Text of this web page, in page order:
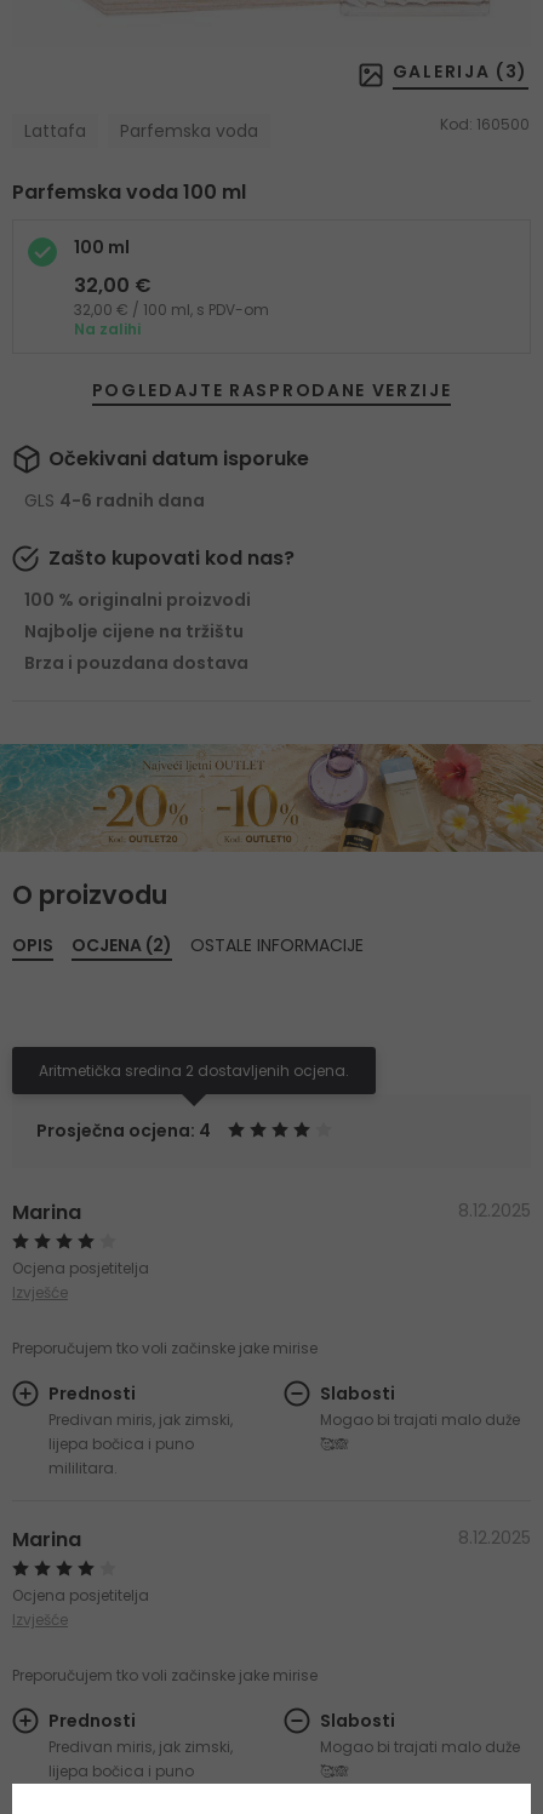
GALERIJA ( 3)
Lattafa Parfemska voda Kod: 160500
Parfemska voda 100 ml
100 ml
32,00 €
32,00 € / 100 ml, s PDV-om
Na zalihi
POGLEDAJTE RASPRODANE VERZIJE
Očekivani datum isporuke
GLS 4-6 radnih dana
Zašto kupovati kod nas?
100 % originalni proizvodi
Najbolje cijene na tržištu
Brza i pouzdana dostava
O proizvodu
OPIS OCJENA (2)
Prosječna ocjena: 4
Aritmetička sredina 2 dostavljenih ocjena.
Marina 8.12.2025
Ocjena posjetitelja
Izvješće
Preporučujem tko voli začinske jake mirise
Prednosti
Predivan miris, jak zimski,
lijepa bočica i puno
mililitara.
Slabosti
Mogao bi trajati malo duže
🥰🙈
Marina 8.12.2025
Ocjena posjetitelja
Izvješće
Preporučujem tko voli začinske jake mirise
Prednosti
Predivan miris, jak zimski,
lijepa bočica i puno
Slabosti
Mogao bi trajati malo duže
🥰🙈
OSTALE INFORMACIJE